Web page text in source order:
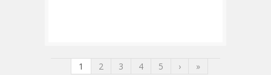
1 2 3 4 5 › »